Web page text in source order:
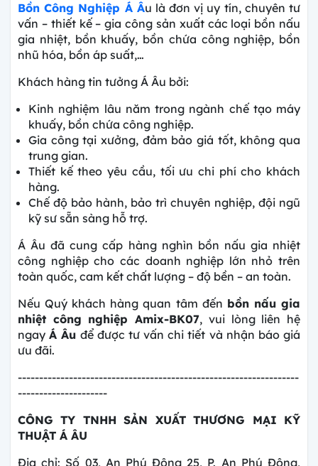
Bồn Công Nghiệp Á Âu là đơn vị uy tín, chuyên tư
vấn – thiết kế – gia công sản xuất các loại bồn nấu
gia nhiệt, bồn khuấy, bồn chứa công nghiệp, bồn
nhũ hóa, bồn áp suất,…
Khách hàng tin tưởng Á Âu bởi:
Kinh nghiệm lâu năm trong ngành chế tạo máy
khuấy, bồn chứa công nghiệp.
Gia công tại xưởng, đảm bảo giá tốt, không qua
trung gian.
Thiết kế theo yêu cầu, tối ưu chi phí cho khách
hàng.
Chế độ bảo hành, bảo trì chuyên nghiệp, đội ngũ
kỹ sư sẵn sàng hỗ trợ.
Á Âu đã cung cấp hàng nghìn bồn nấu gia nhiệt
công nghiệp cho các doanh nghiệp lớn nhỏ trên
toàn quốc, cam kết chất lượng – độ bền – an toàn.
Nếu Quý khách hàng quan tâm đến bồn nấu gia
nhiệt công nghiệp Amix-BK07, vui lòng liên hệ
ngayÁ Âu để được tư vấn chi tiết và nhận báo giá
ưu đãi.
------------------------------------------------------------------
---------------------
CÔNG TY TNHH SẢN XUẤT THƯƠNG MẠI KỸ
THUẬT Á ÂU
Địa chỉ: Số 03, An Phú Đông 25, P. An Phú Đông,